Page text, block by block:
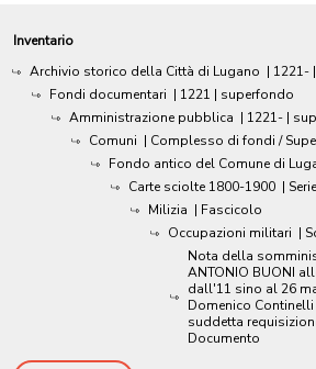
Inventario
Archivio storico della Città di Lugano | 1221-
Fondi documentari | 1221 | superfondo
Amministrazione pubblica | 1221- |
Comuni | Complesso di fondi /
Fondo antico del Comune di
Carte sciolte 1800-1900 | Serie
Milizia | Fascicolo
Occupazioni militari |
Nota della
ANTONIO BUONI
dall'11 sino al 26
Domenico
suddetta
Documento